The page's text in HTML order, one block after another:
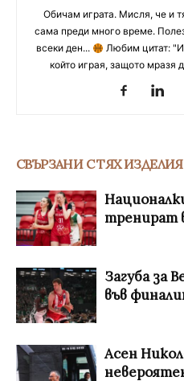
Обичам играта. Мисля, че и
сама преди много време.
всеки ден...
Любим цитат:
който играя, защото мразя
СВЪРЗАНИ С ТЯХ ИЗДЕЛИЯ
тренират
Загуба за
във
Асен